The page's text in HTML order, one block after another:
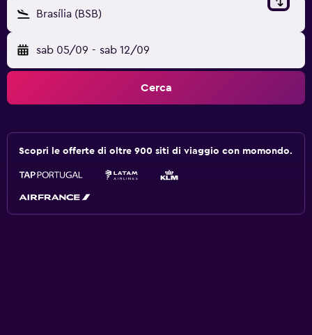
Brasília (BSB)
sab 05/09 - sab 12/09
Cerca
Scopri le offerte di oltre 900 siti di viaggio con momondo.